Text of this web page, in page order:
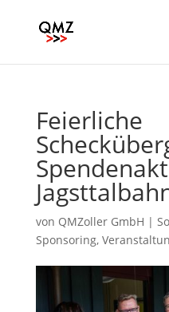
Feierliche
von QMZoller GmbH |
Sponsoring,